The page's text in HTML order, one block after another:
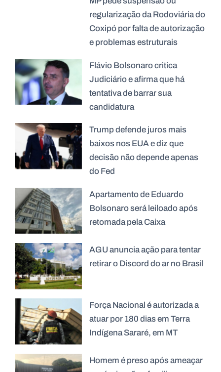
regularização da Rodoviária do
Coxipó por falta de autorização
e problemas estruturais
Flávio Bolsonaro critica
Judiciário e afirma que há
tentativa de barrar sua
candidatura
Trump defende juros mais
baixos nos EUA e diz que
decisão não depende apenas
do Fed
Apartamento de Eduardo
Bolsonaro será leiloado após
retomada pela Caixa
AGU anuncia ação para tentar
retirar o Discord do ar no Brasil
Força Nacional é autorizada a
atuar por 180 dias em Terra
Indígena Sararé, em MT
Homem é preso após ameaçar